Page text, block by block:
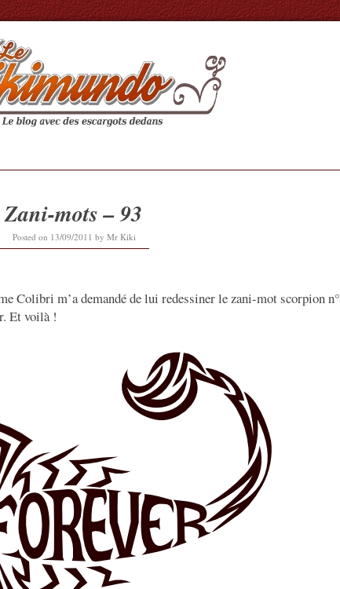
Zani-mots – 93
Posted on 13/09/2011 16/09/2019
by Mr Kiki
Colibri m’a demandé de lui redessiner le zani-mot scorpion n°
Et voilà !